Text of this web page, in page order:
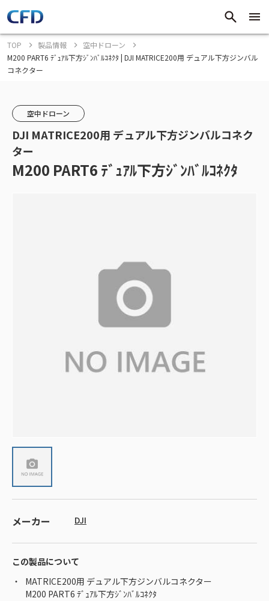
TOP 製品情報
空中ドローン
M200 PART6 ﾃﾞｭｱﾙ下方ｼﾞﾝﾊﾞﾙｺﾈｸﾀ | DJI MATRICE200用 デュアル下方ジンバル
コネクター
空中ドローン
DJI MATRICE200用 デュアル下方ジンバルコネク
ター
M200 PART6 ﾃﾞｭｱﾙ下方ｼﾞﾝﾊﾞﾙｺﾈｸﾀ
メーカー DJI
この製品について
MATRICE200用 デュアル下方ジンバルコネクター
M200 PART6 ﾃﾞｭｱﾙ下方ｼﾞﾝﾊﾞﾙｺﾈｸﾀ